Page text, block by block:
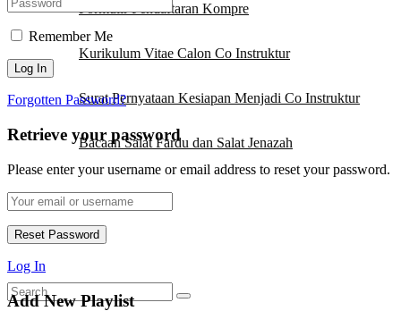
Formulir Pendaftaran Kompre
Kurikulum Vitae Calon Co Instruktur
Surat Pernyataan Kesiapan Menjadi Co Instruktur
Bacaan Salat Fardu dan Salat Jenazah
Tulisan
Remember Me
Forgotten Password?
Retrieve your password
Please enter your username or email address to reset your password.
Log In
Add New Playlist